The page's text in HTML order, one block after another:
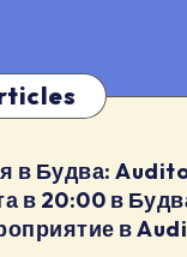
в Будва:
в 20:00 в
в